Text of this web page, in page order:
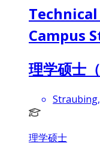
Campus
理学硕士
理学硕士